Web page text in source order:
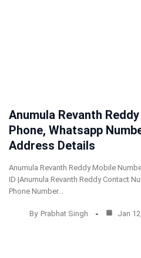
Anumula Revanth
Phone, Whatsapp
Address Details
Anumula Revanth Reddy Mobile
ID |Anumula Revanth Reddy Contact
Phone Number…
By Prabhat Singh Jan